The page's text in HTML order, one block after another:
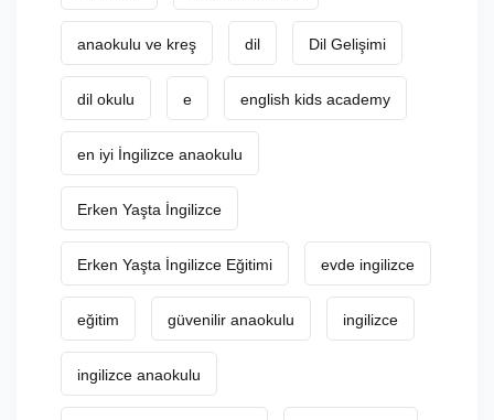
anaokulu ve kreş dil Dil Gelişimi
dil okulu e english kids academy
en iyi İngilizce anaokulu
Erken Yaşta İngilizce
Erken Yaşta İngilizce Eğitimi evde ingilizce
eğitim güvenilir anaokulu ingilizce
ingilizce anaokulu